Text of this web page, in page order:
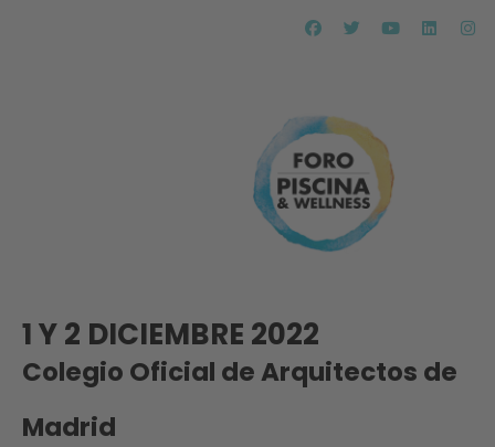
1 Y 2 DICIEMBRE 2022
Colegio Oficial de Arquitectos de
Madrid